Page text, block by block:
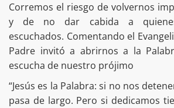
Corremos el riesgo de volvernos
y de no dar cabida a
escuchados. Comentando el
Padre invitó a abrirnos a la
escucha de nuestro prójimo
“Jesús es la Palabra: si no nos
pasa de largo. Pero si dedicamos